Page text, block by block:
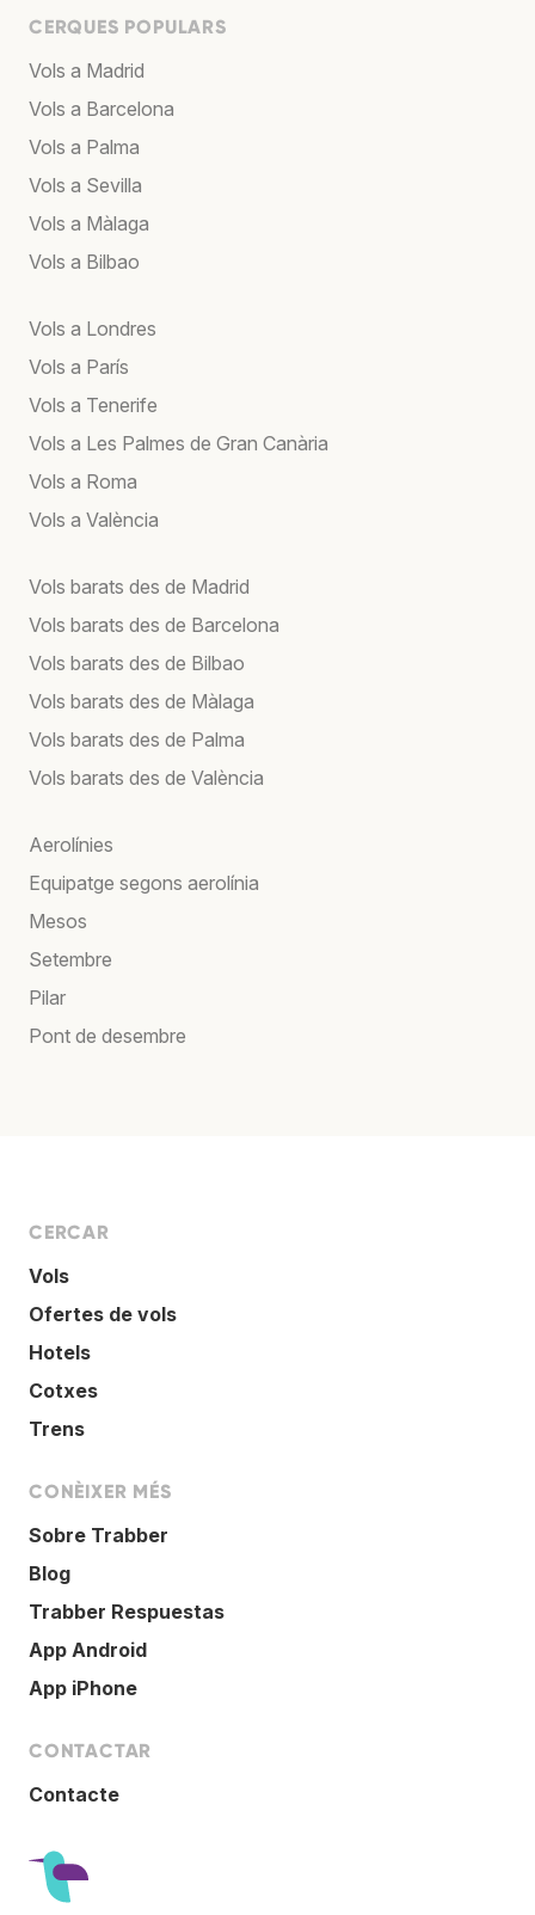
CERQUES POPULARS
Vols a Madrid
Vols a Barcelona
Vols a Palma
Vols a Sevilla
Vols a Màlaga
Vols a Bilbao
Vols a Londres
Vols a París
Vols a Tenerife
Vols a Les Palmes de Gran Canària
Vols a Roma
Vols a València
Vols barats des de Madrid
Vols barats des de Barcelona
Vols barats des de Bilbao
Vols barats des de Màlaga
Vols barats des de Palma
Vols barats des de València
Aerolínies
Equipatge segons aerolínia
Mesos
Setembre
Pilar
Pont de desembre
CERCAR
Vols
Ofertes de vols
Hotels
Cotxes
Trens
CONÈIXER MÉS
Sobre Trabber
Blog
Trabber Respuestas
App Android
App iPhone
CONTACTAR
Contacte